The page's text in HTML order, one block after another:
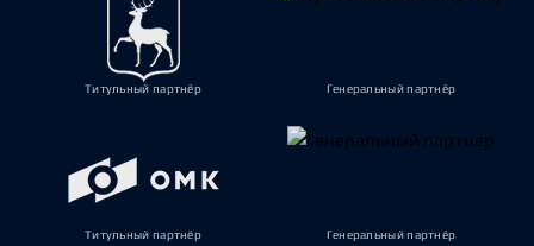
Титульный партнёр Генеральный партнёр
Титульный партнёр Генеральный партнёр